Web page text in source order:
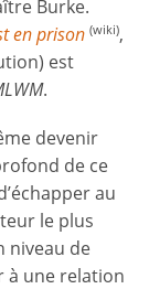
Burke.
en prison (wiki),
est
.
devenir
de ce
au
le plus
niveau de
à une relation